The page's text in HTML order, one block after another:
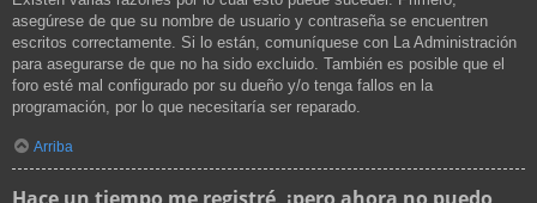
asegúrese de que su nombre de usuario y contraseña se encuentren
escritos correctamente. Si lo están, comuníquese con La Administración
para asegurarse de que no ha sido excluido. También es posible que el
foro esté mal configurado por su dueño y/o tenga fallos en la
programación, por lo que necesitaría ser reparado.
Arriba